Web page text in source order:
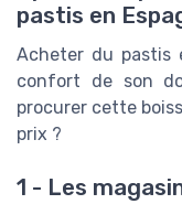
pastis en
Acheter du pastis
confort de son
procurer cette
prix ?
1 - Les